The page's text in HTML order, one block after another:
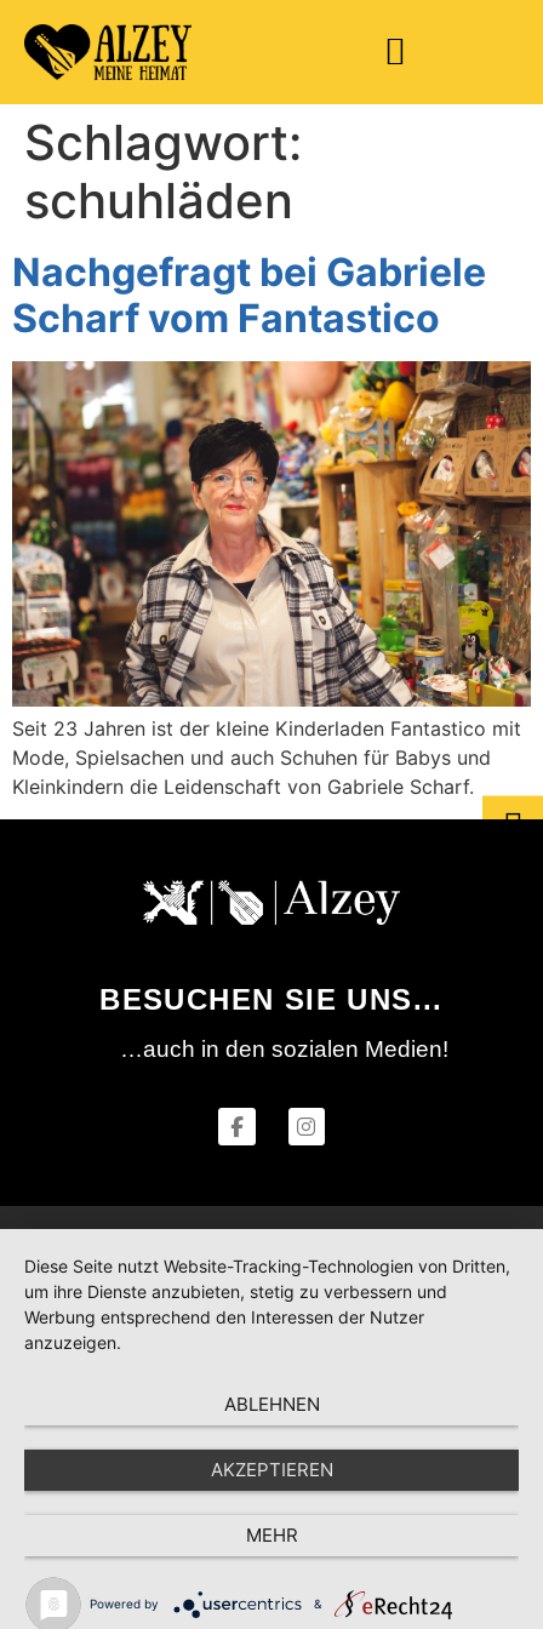
Schlagwort:
schuhläden
Nachgefragt bei Gabriele
Scharf vom Fantastico
Seit 23 Jahren ist der kleine Kinderladen Fantastico mit
Mode, Spielsachen und auch Schuhen für Babys und
Kleinkindern die Leidenschaft von Gabriele Scharf.
BESUCHEN SIE UNS...
…auch in den sozialen Medien!
Diese Seite nutzt Website-Tracking-Technologien von Dritten,
um ihre Dienste anzubieten, stetig zu verbessern und
Werbung entsprechend den Interessen der Nutzer
anzuzeigen.
ABLEHNEN
AKZEPTIEREN
MEHR
Powered by &